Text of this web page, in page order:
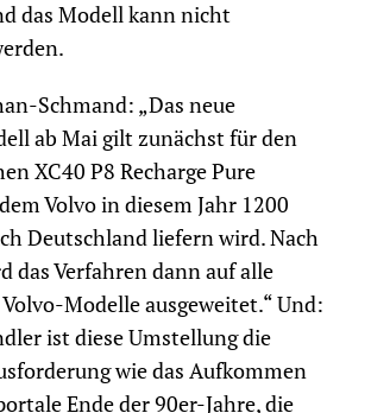
das Modell kann nicht
Schmand: „Das neue
ab Mai gilt zunächst für den
XC40 P8 Recharge Pure
Volvo in diesem Jahr 1200
Deutschland liefern wird. Nach
das Verfahren dann auf alle
Modelle ausgeweitet.“ Und:
ist diese Umstellung die
wie das Aufkommen
Ende der 90er-Jahre, die